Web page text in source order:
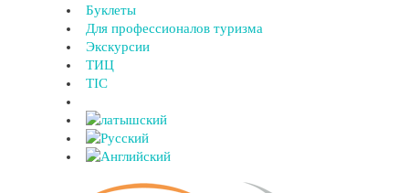
Буклеты
Для профессионалов туризма
Экскурсии
ТИЦ
TIC